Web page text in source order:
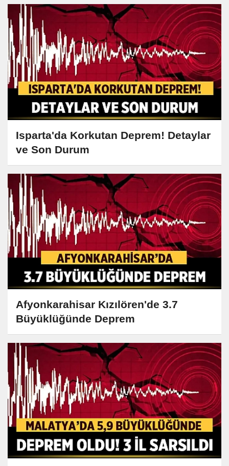
Isparta'da Korkutan Deprem! Detaylar
ve Son Durum
Afyonkarahisar Kızılören'de 3.7
Büyüklüğünde Deprem